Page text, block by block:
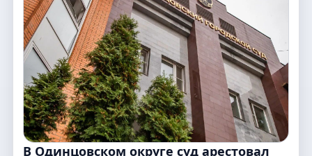
В Одинцовском округе суд арестовал